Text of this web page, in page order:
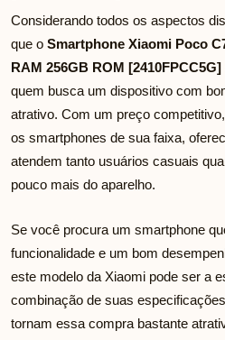
Considerando todos os aspectos
que o Smartphone Xiaomi Poco
RAM 256GB ROM [2410FPCC5G]
quem busca um dispositivo com
atrativo. Com um preço
os smartphones de sua faixa,
atendem tanto usuários casuais
pouco mais do aparelho.
Se você procura um smartphone
funcionalidade e um bom
este modelo da Xiaomi pode ser a
combinação de suas
tornam essa compra bastante